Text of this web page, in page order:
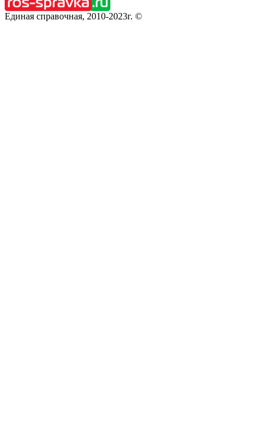
Единая справочная, 2010-2023г. ©